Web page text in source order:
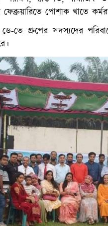
পোশাক খাতে
ডে-তে গ্রুপের সদস্যদের